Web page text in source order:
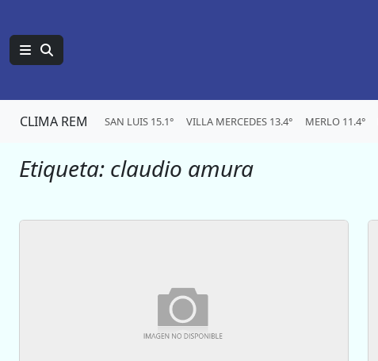
CLIMA REM SAN LUIS 15.1° VILLA MERCEDES 13.4° MERLO 11.4°
Etiqueta: claudio amura